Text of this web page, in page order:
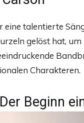
eine talentierte
gelöst hat,
Charakteren.
Beginn